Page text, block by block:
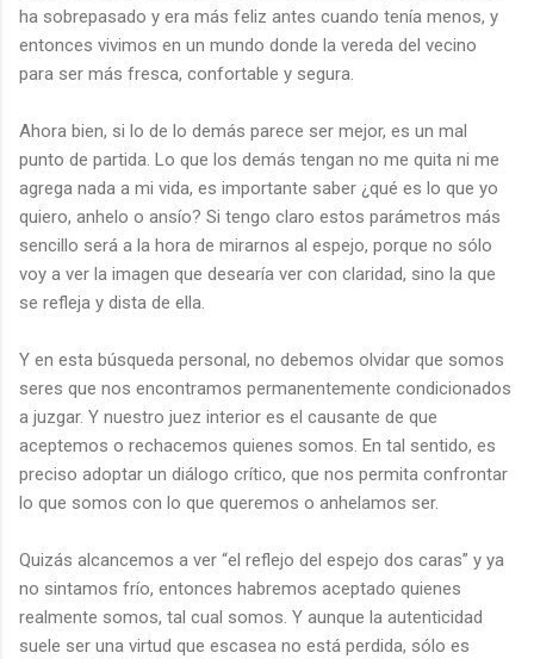
ha sobrepasado y era más feliz antes cuando tenía menos, y
entonces vivimos en un mundo donde la vereda del vecino
para ser más fresca, confortable y segura.
Ahora bien, si lo de lo demás parece ser mejor, es un mal
punto de partida. Lo que los demás tengan no me quita ni me
agrega nada a mi vida, es importante saber ¿qué es lo que yo
quiero, anhelo o ansío? Si tengo claro estos parámetros más
sencillo será a la hora de mirarnos al espejo, porque no sólo
voy a ver la imagen que desearía ver con claridad, sino la que
se refleja y dista de ella.
Y en esta búsqueda personal, no debemos olvidar que somos
seres que nos encontramos permanentemente condicionados
a juzgar. Y nuestro juez interior es el causante de que
aceptemos o rechacemos quienes somos. En tal sentido, es
preciso adoptar un diálogo crítico, que nos permita confrontar
lo que somos con lo que queremos o anhelamos ser.
Quizás alcancemos a ver “el reflejo del espejo dos caras” y ya
no sintamos frío, entonces habremos aceptado quienes
realmente somos, tal cual somos. Y aunque la autenticidad
suele ser una virtud que escasea no está perdida, sólo es